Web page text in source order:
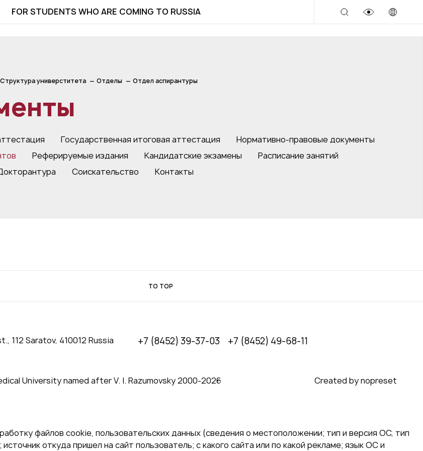
FOR STUDENTS WHO ARE COMING TO RUSSIA
Структура универститета Отделы Отдел аспирантуры
Государственная итоговая аттестация
Нормативно-правовые документы
Реферируемые издания Кандидатские экзамены
Расписание занятий
Соискательство Контакты
TO TOP
112 Saratov, 410012 Russia
+7 (8452) 39-37-03 +7 (8452) 49-68-11
University named after V. I. Razumovsky 2000‑2026 Created by nopreset
файлов cookie, пользовательских данных (сведения о местоположении; тип и версия ОС, тип
откуда пришел на сайт пользователь; с какого сайта или по какой рекламе; язык ОС и